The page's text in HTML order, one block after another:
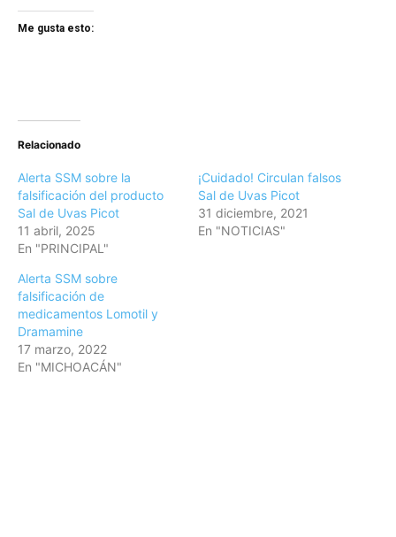
Me gusta esto:
Relacionado
Alerta SSM sobre la
falsificación del producto
Sal de Uvas Picot
11 abril, 2025
En "PRINCIPAL"
¡Cuidado! Circulan falsos
Sal de Uvas Picot
31 diciembre, 2021
En "NOTICIAS"
Alerta SSM sobre
falsificación de
medicamentos Lomotil y
Dramamine
17 marzo, 2022
En "MICHOACÁN"